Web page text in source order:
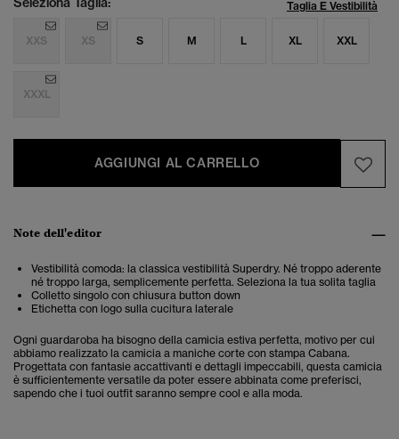
Taglia E Vestibilità
XXS XS S M L XL XXL
XXXL
AGGIUNGI AL CARRELLO
Note dell'editor
Vestibilità comoda: la classica vestibilità Superdry. Né troppo aderente
né troppo larga, semplicemente perfetta. Seleziona la tua solita taglia
Colletto singolo con chiusura button down
Etichetta con logo sulla cucitura laterale
Ogni guardaroba ha bisogno della camicia estiva perfetta, motivo per cui
abbiamo realizzato la camicia a maniche corte con stampa Cabana.
Progettata con fantasie accattivanti e dettagli impeccabili, questa camicia
è sufficientemente versatile da poter essere abbinata come preferisci,
sapendo che i tuoi outfit saranno sempre cool e alla moda.